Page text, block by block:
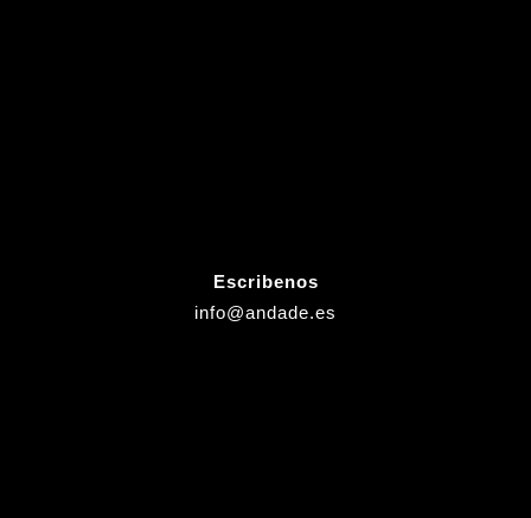
Escribenos
info@andade.es